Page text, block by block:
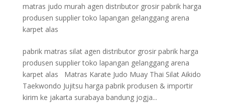
matras judo murah agen distributor grosir pabrik harga
produsen supplier toko lapangan gelanggang arena
karpet alas
pabrik matras silat agen distributor grosir pabrik harga
produsen supplier toko lapangan gelanggang arena
karpet alas Matras Karate Judo Muay Thai Silat Aikido
Taekwondo Jujitsu harga pabrik produsen & importir
kirim ke jakarta surabaya bandung jogja...